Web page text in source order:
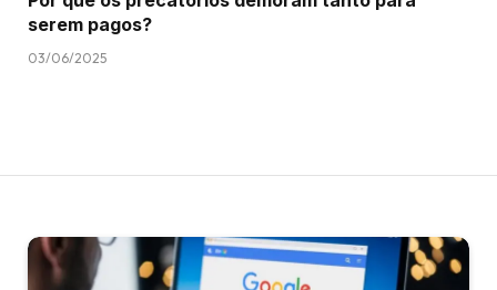
serem pagos?
03/06/2025